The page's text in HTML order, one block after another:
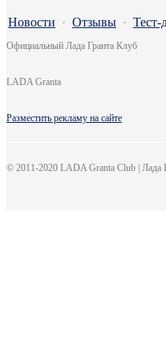
Новости · Отзывы · Тест-
Официальный Лада Гранта Клуб
LADA Granta
Разместить рекламу на сайте
© 2011-2020 LADA Granta Club | Лада